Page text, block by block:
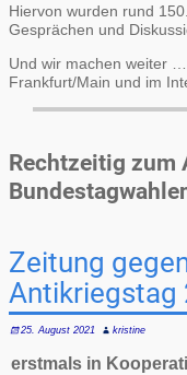
Hiervon wurden rund
Gesprächen und
Und wir machen weiter
Frankfurt/Main und im
Rechtzeitig zum
Zeitung
Antikriegstag
25. August 2021 kristine
erstmals in